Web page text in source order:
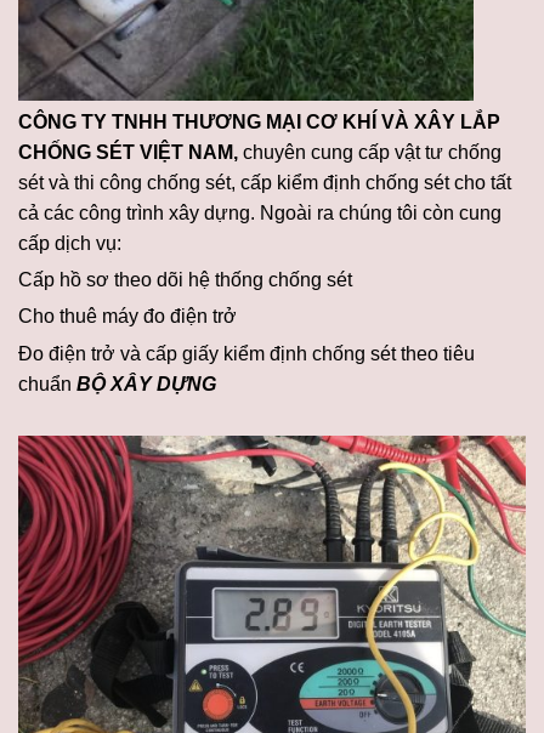
CÔNG TY TNHH THƯƠNG MẠI CƠ KHÍ VÀ XÂY LẮP
CHỐNG SÉT VIỆT NAM, chuyên cung cấp vật tư chống
sét và thi công chống sét, cấp kiểm định chống sét cho tất
cả các công trình xây dựng. Ngoài ra chúng tôi còn cung
cấp dịch vụ:
Cấp hồ sơ theo dõi hệ thống chống sét
Cho thuê máy đo điện trở
Đo điện trở và cấp giấy kiểm định chống sét theo tiêu
chuẩn BỘ XÂY DỰNG